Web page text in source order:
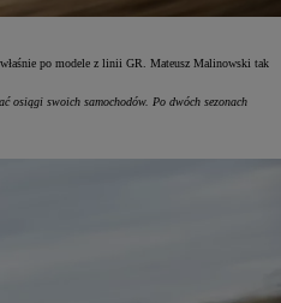
po modele z linii GR. Mateusz Malinowski tak
osiągi swoich samochodów. Po dwóch sezonach